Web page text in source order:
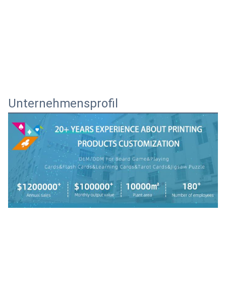
Unternehmensprofil